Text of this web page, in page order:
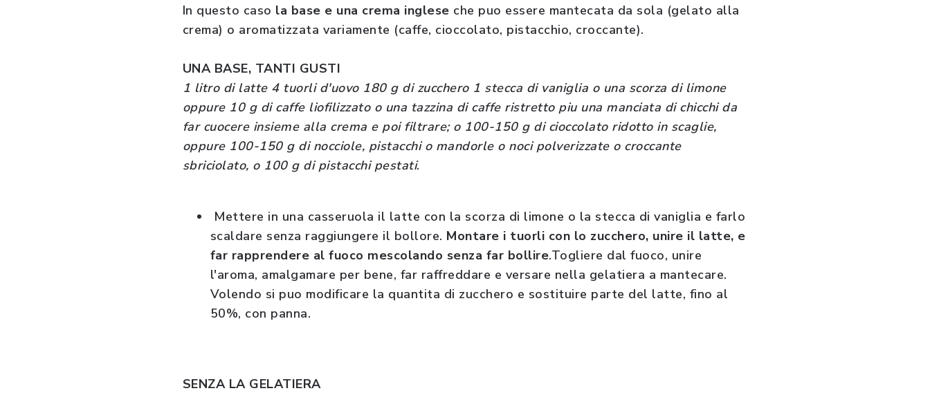
In questo caso la base e una crema inglese che puo essere mantecata da sola (gelato alla
crema) o aromatizzata variamente (caffe, cioccolato, pistacchio, croccante).
UNA BASE, TANTI GUSTI
1 litro di latte 4 tuorli d'uovo 180 g di zucchero 1 stecca di vaniglia o una scorza di limone
oppure 10 g di caffe liofilizzato o una tazzina di caffe ristretto piu una manciata di chicchi da
far cuocere insieme alla crema e poi filtrare; o 100-150 g di cioccolato ridotto in scaglie,
oppure 100-150 g di nocciole, pistacchi o mandorle o noci polverizzate o croccante
sbriciolato, o 100 g di pistacchi pestati.
Mettere in una casseruola il latte con la scorza di limone o la stecca di vaniglia e farlo
scaldare senza raggiungere il bollore. Montare i tuorli con lo zucchero, unire il latte, e
far rapprendere al fuoco mescolando senza far bollire.Togliere dal fuoco, unire
l'aroma, amalgamare per bene, far raffreddare e versare nella gelatiera a mantecare.
Volendo si puo modificare la quantita di zucchero e sostituire parte del latte, fino al
50%, con panna.
SENZA LA GELATIERA